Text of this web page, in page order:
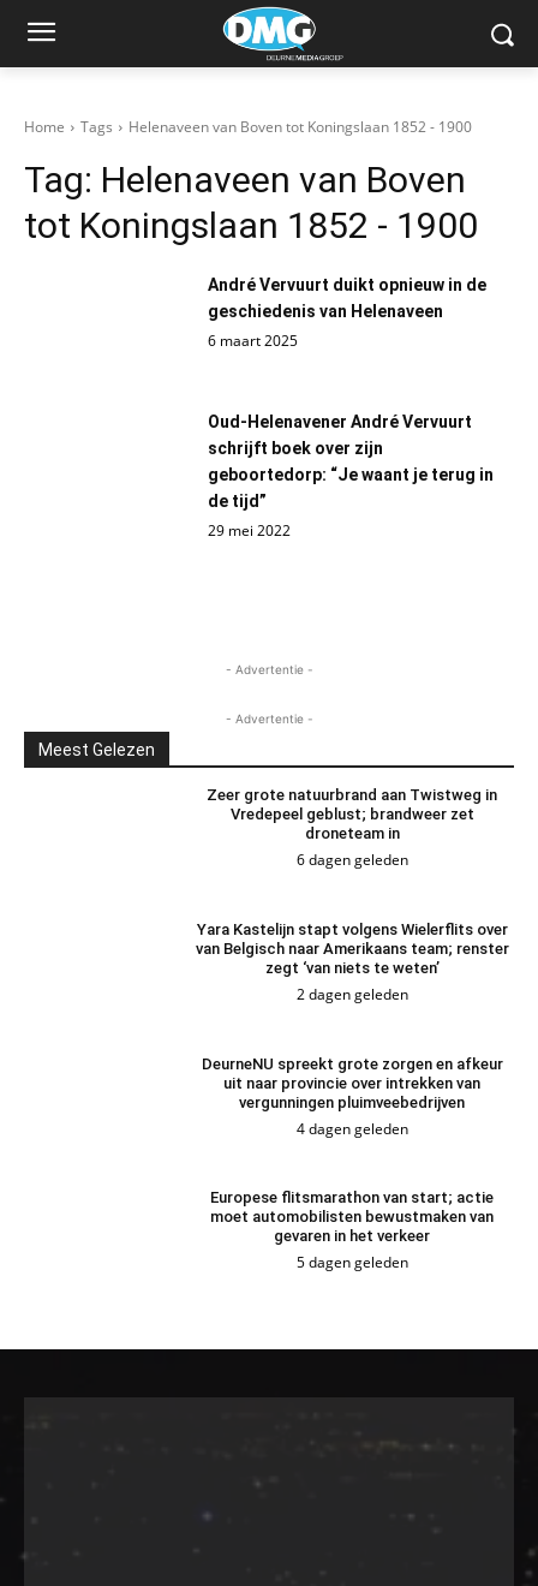
Home Tags Helenaveen van Boven tot Koningslaan 1852 - 1900
Tag: Helenaveen van Boven
tot Koningslaan 1852 - 1900
André Vervuurt duikt opnieuw in de
geschiedenis van Helenaveen
6 maart 2025
Oud-Helenavener André Vervuurt
schrijft boek over zijn
geboortedorp: “Je waant je terug in
de tijd”
29 mei 2022
- Advertentie -
- Advertentie -
Meest Gelezen
Zeer grote natuurbrand aan Twistweg in
Vredepeel geblust; brandweer zet
droneteam in
6 dagen geleden
Yara Kastelijn stapt volgens Wielerflits over
van Belgisch naar Amerikaans team; renster
zegt ‘van niets te weten’
2 dagen geleden
DeurneNU spreekt grote zorgen en afkeur
uit naar provincie over intrekken van
vergunningen pluimveebedrijven
4 dagen geleden
Europese flitsmarathon van start; actie
moet automobilisten bewustmaken van
gevaren in het verkeer
5 dagen geleden